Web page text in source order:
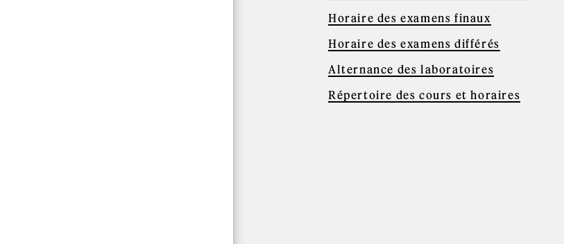
Horaire des examens finaux
Horaire des examens différés
Alternance des laboratoires
Répertoire des cours et horaires